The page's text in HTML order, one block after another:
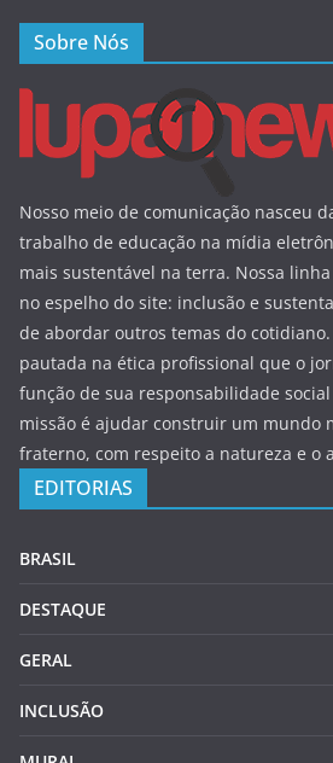
Sobre Nós
Nosso meio de comunicação nasceu
trabalho de educação na mídia
mais sustentável na terra. Nossa
no espelho do site: inclusão e
de abordar outros temas do cotidiano.
pautada na ética profissional que o
função de sua responsabilidade
missão é ajudar construir um mundo
fraterno, com respeito a natureza e o
EDITORIAS
BRASIL
DESTAQUE
GERAL
INCLUSÃO